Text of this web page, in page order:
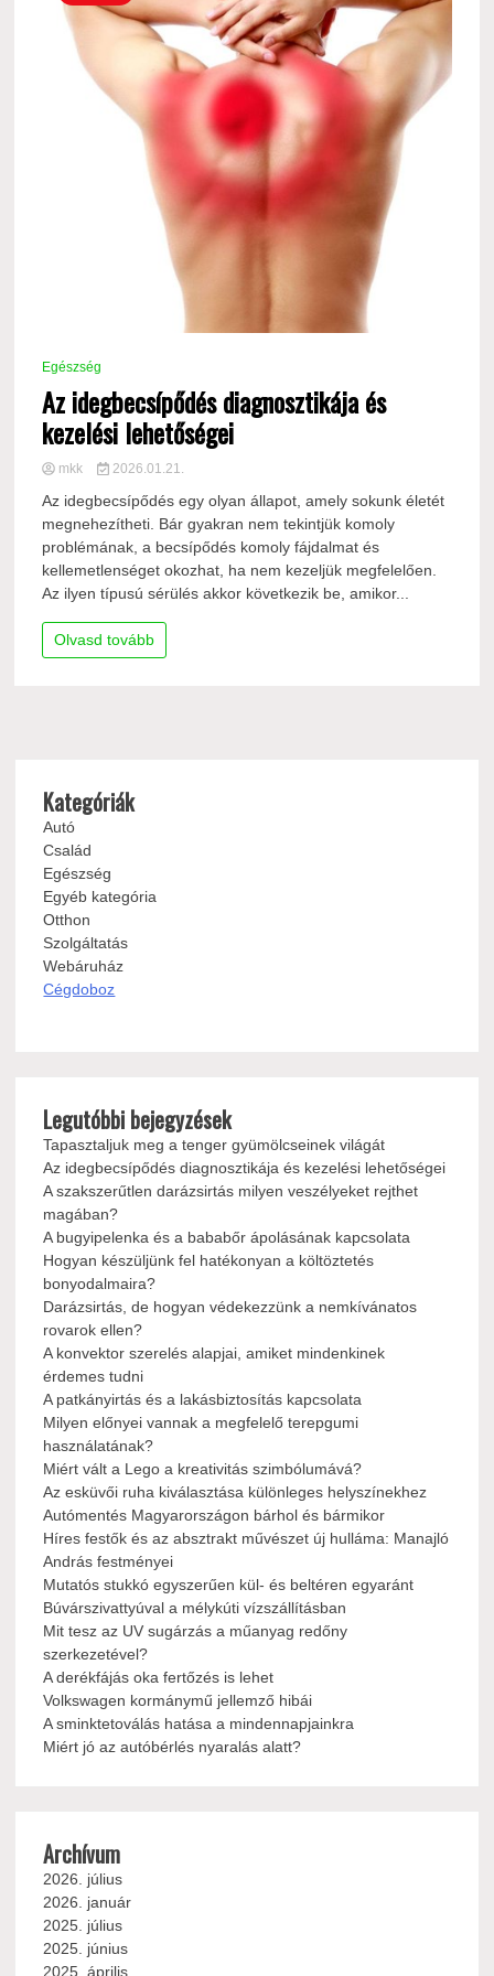
Egészség
Az idegbecsípődés diagnosztikája és
kezelési lehetőségei
mkk 2026.01.21.
Az idegbecsípődés egy olyan állapot, amely sokunk életét
megnehezítheti. Bár gyakran nem tekintjük komoly
problémának, a becsípődés komoly fájdalmat és
kellemetlenséget okozhat, ha nem kezeljük megfelelően.
Az ilyen típusú sérülés akkor következik be, amikor...
Olvasd tovább
Kategóriák
Autó
Család
Egészség
Egyéb kategória
Otthon
Szolgáltatás
Webáruház
Cégdoboz
Legutóbbi bejegyzések
Tapasztaljuk meg a tenger gyümölcseinek világát
Az idegbecsípődés diagnosztikája és kezelési lehetőségei
A szakszerűtlen darázsirtás milyen veszélyeket rejthet
magában?
A bugyipelenka és a bababőr ápolásának kapcsolata
Hogyan készüljünk fel hatékonyan a költöztetés
bonyodalmaira?
Darázsirtás, de hogyan védekezzünk a nemkívánatos
rovarok ellen?
A konvektor szerelés alapjai, amiket mindenkinek
érdemes tudni
A patkányirtás és a lakásbiztosítás kapcsolata
Milyen előnyei vannak a megfelelő terepgumi
használatának?
Miért vált a Lego a kreativitás szimbólumává?
Az esküvői ruha kiválasztása különleges helyszínekhez
Autómentés Magyarországon bárhol és bármikor
Híres festők és az absztrakt művészet új hulláma: Manajló
András festményei
Mutatós stukkó egyszerűen kül- és beltéren egyaránt
Búvárszivattyúval a mélykúti vízszállításban
Mit tesz az UV sugárzás a műanyag redőny
szerkezetével?
A derékfájás oka fertőzés is lehet
Volkswagen kormánymű jellemző hibái
A sminktetoválás hatása a mindennapjainkra
Miért jó az autóbérlés nyaralás alatt?
Archívum
2026. július
2026. január
2025. július
2025. június
2025. április